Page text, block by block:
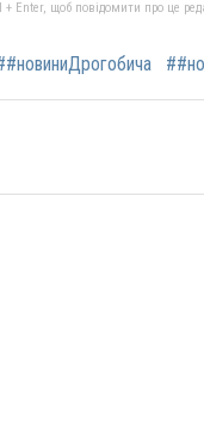
+ Enter, щоб повідомити про це